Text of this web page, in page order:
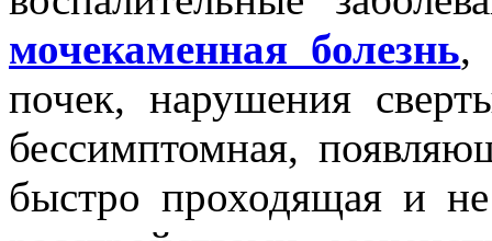
мочекаменная болезнь
почек, нарушения
бессимптомная,
быстро проходящая и